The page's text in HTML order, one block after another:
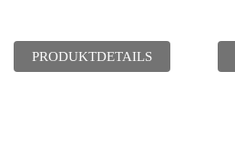
PRODUKTDETAILS